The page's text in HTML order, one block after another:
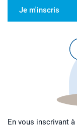
Je m'inscris
En vous inscrivant à